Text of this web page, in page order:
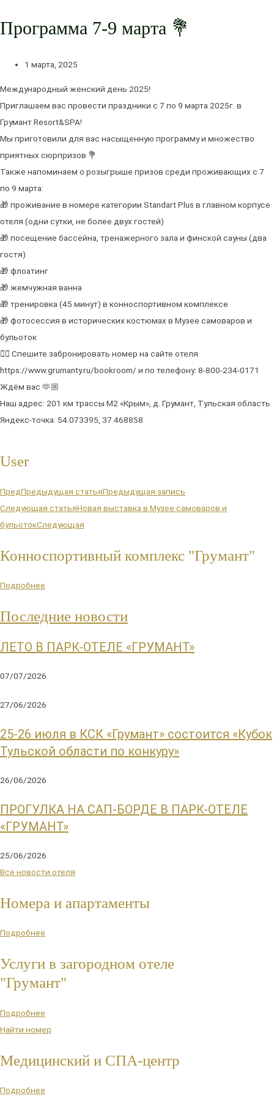
Программа 7-9 марта 💐
1 марта, 2025
Международный женский день 2025!
Приглашаем вас провести праздники с 7 по 9 марта 2025г. в
Грумант Resort&SPA!
Мы приготовили для вас насыщенную программу и множество
приятных сюрпризов 💐
Также напоминаем о розыгрыше призов среди проживающих с 7
по 9 марта:
🎁 проживание в номере категории Standart Plus в главном корпусе
отеля (одни сутки, не более двух гостей)
🎁 посещение бассейна, тренажерного зала и финской сауны (два
гостя)
🎁 флоатинг
🎁 жемчужная ванна
🎁 тренировка (45 минут) в конноспортивном комплексе
🎁 фотосессия в исторических костюмах в Музее самоваров и
бульоток
👉🏼 Спешите забронировать номер на сайте отеля
https://www.grumanty.ru/bookroom/ и по телефону: 8-800-234-0171
Ждём вас 🫶🏼
Наш адрес: 201 км трассы М2 «Крым», д. Грумант, Тульская область
Яндекс-точка: 54.073395, 37.468858
User
ПредПредыдущая статьяПредыдущая запись
Следующая статьяНовая выставка в Музее самоваров и
бульотокСледующая
Конноспортивный комплекс "Грумант"
Подробнее
Последние новости
ЛЕТО В ПАРК-ОТЕЛЕ «ГРУМАНТ»
07/07/2026
27/06/2026
25-26 июля в КСК «Грумант» состоится «Кубок
Тульской области по конкуру»
26/06/2026
ПРОГУЛКА НА САП-БОРДЕ В ПАРК-ОТЕЛЕ
«ГРУМАНТ»
25/06/2026
Все новости отеля
Номера и апартаменты
Подробнее
Услуги в загородном отеле
"Грумант"
Подробнее
Найти номер
Медицинский и СПА-центр
Подробнее